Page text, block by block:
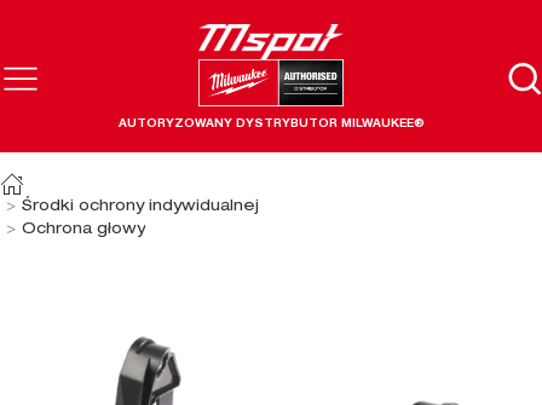
AUTORYZOWANY DYSTRYBUTOR MILWAUKEE®
Środki ochrony indywidualnej
Ochrona głowy